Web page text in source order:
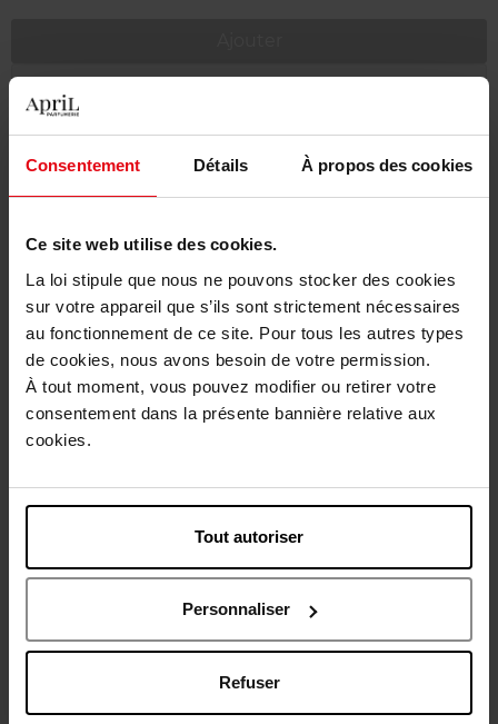
Consentement Détails À propos des cookies
Ce site web utilise des cookies.
La loi stipule que nous ne pouvons stocker des cookies
sur votre appareil que s’ils sont strictement nécessaires
au fonctionnement de ce site. Pour tous les autres types
de cookies, nous avons besoin de votre permission.
À tout moment, vous pouvez modifier ou retirer votre
consentement dans la présente bannière relative aux
cookies.
Tout autoriser
Personnaliser
Refuser
Livraison gratuite à partir de 55€
Description
Conseil d'utilisation
Vous aimerez peut-être